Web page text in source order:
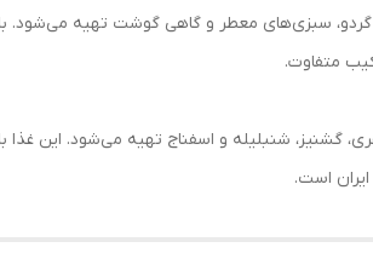
گردو، سبزی‌های معطر و گاهی گوشت تهیه
متفاوت.
شنبلیله و اسفناج تهیه می‌شود. این غذا
است.